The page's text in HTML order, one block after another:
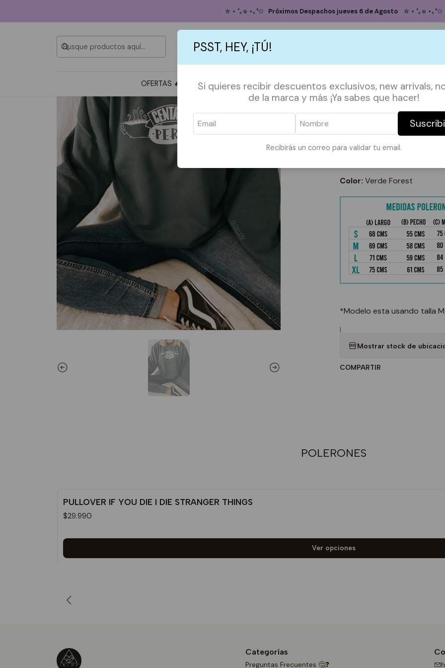
PSST, HEY, ¡TÚ!
Si quieres recibir descuentos exclusivos, new arrivals,
de la marca y más ¡Ya sabes que hacer!
Recibirás un correo para validar tu email.
OFERTAS 🔥 TOTE BAGS ACCESORIOS POLERAS POLERONES TAZAS PAPELERÍA &
✮ ⋆ ˚｡𖦹 ⋆｡°✩ Próximos Despachos jueves 6 de Agosto ✮ ⋆ ˚｡𖦹 ⋆｡°✩
Inicio POLERONES OFERTA PULLOVER CENTRAL PERK
L XL
Color: Verde Forest
*Modelo esta usando talla M
|
Mostrar stock de
COMPARTIR
POLERONES
PULLOVER IF YOU DIE I DIE STRANGER THINGS
$29.990
Ver opciones
Categorías
Preguntas Frecuentes 🤔❓